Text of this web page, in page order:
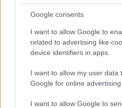
Google consents
I want to allow Google to
related to advertising like
device identifiers in apps.
I want to allow my user data
Google for online advertising
I want to allow Google to